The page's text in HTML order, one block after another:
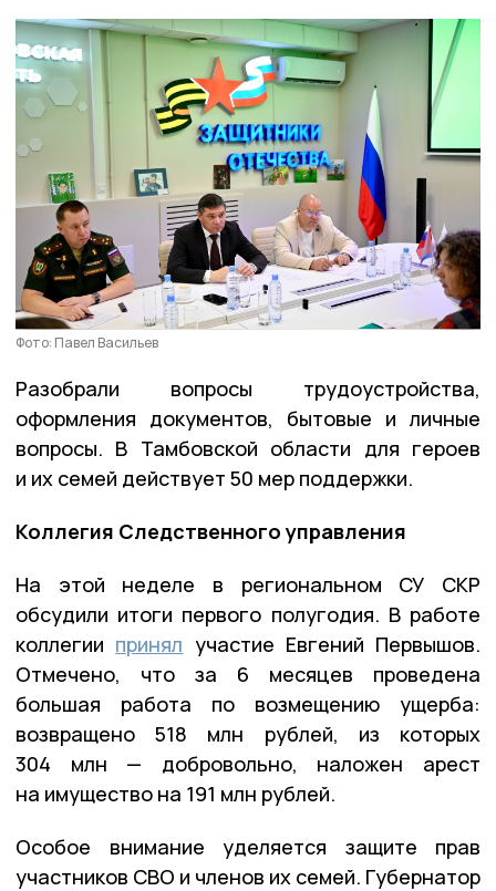
Фото: Павел Васильев
Разобрали вопросы трудоустройства,
оформления документов, бытовые и личные
вопросы. В Тамбовской области для героев
и их семей действует 50 мер поддержки.
Коллегия Следственного управления
На этой неделе в региональном СУ СКР
обсудили итоги первого полугодия. В работе
коллегии принял участие Евгений Первышов.
Отмечено, что за 6 месяцев проведена
большая работа по возмещению ущерба:
возвращено 518 млн рублей, из которых
304 млн — добровольно, наложен арест
на имущество на 191 млн рублей.
Особое внимание уделяется защите прав
участников СВО и членов их семей. Губернатор